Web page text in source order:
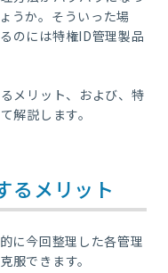
うか。そういった場
のには特権ID管理製品
メリット、および、特
解説します。
るメリット
に今回整理した各管理
服できます。